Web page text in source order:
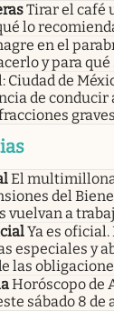
Tirar el café
lo
en el
y para qué
Ciudad de
de conducir
El
del
vuelvan a
Ya es oficial.
especiales y
las
Horóscopo de
sábado 8 de